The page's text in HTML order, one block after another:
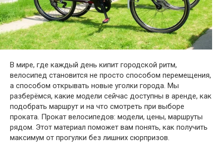
В мире, где каждый день кипит городской ритм,
велосипед становится не просто способом перемещения,
а способом открывать новые уголки города. Мы
разберёмся, какие модели сейчас доступны в аренде, как
подобрать маршрут и на что смотреть при выборе
проката. Прокат велосипедов: модели, цены, маршруты
рядом. Этот материал поможет вам понять, как получить
максимум от прогулки без лишних сюрпризов.